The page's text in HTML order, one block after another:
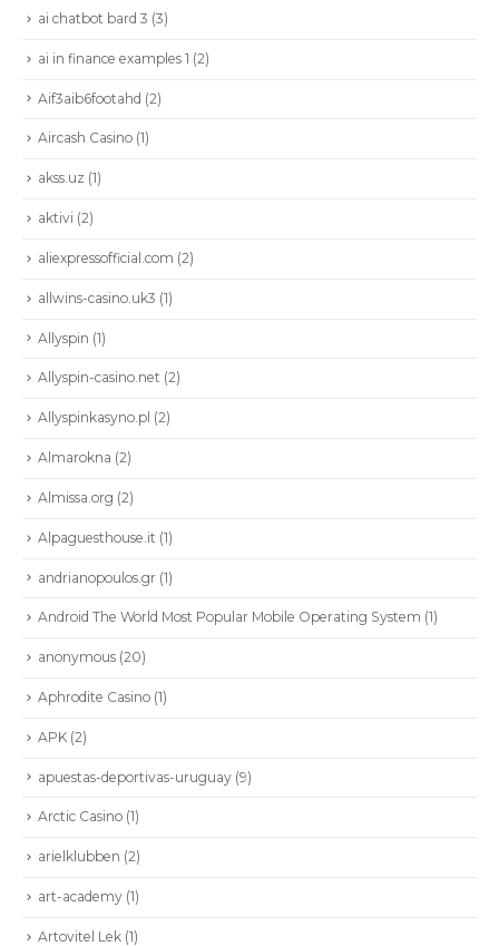
ai chatbot bard 3 (3)
ai in finance examples 1 (2)
Aif3aib6footahd (2)
Aircash Casino (1)
akss.uz (1)
aktivi (2)
aliexpressofficial.com (2)
allwins-casino.uk3 (1)
Allyspin (1)
Allyspin-casino.net (2)
Allyspinkasyno.pl (2)
Almarokna (2)
Almissa.org (2)
Alpaguesthouse.it (1)
andrianopoulos.gr (1)
Android The World Most Popular Mobile Operating System (1)
anonymous (20)
Aphrodite Casino (1)
APK (2)
apuestas-deportivas-uruguay (9)
Arctic Casino (1)
arielklubben (2)
art-academy (1)
Artovitel Lek (1)